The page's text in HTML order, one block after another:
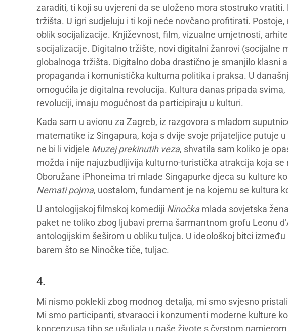
zaraditi, ti koji su uvjereni da se uloženo mora stostruko
tržišta. U igri sudjeluju i ti koji neće novčano profitirati.
oblik socijalizacije. Književnost, film, vizualne umjetnosti,
socijalizacije. Digitalno tržište, novi digitalni žanrovi (socijalne
globalnoga tržišta. Digitalno doba drastično je smanjilo klasni
propaganda i komunistička kulturna politika i praksa. U
omogućila je digitalna revolucija. Kultura danas pripada
revoluciji, imaju mogućnost da participiraju u kulturi.
Kada sam u avionu za Zagreb, iz razgovora s mladom
matematike iz Singapura, koja s dvije svoje prijateljice putuje
ne bi li vidjele Muzej prekinutih veza, shvatila sam koliko je
možda i nije najuzbudljivija kulturno-turistička atrakcija koja se
Oboružane iPhoneima tri mlade Singapurke djeca su kulture
Nemati pojma, uostalom, fundament je na kojemu se kultura
U antologijskoj filmskoj komediji Ninočkamlada sovjetska
paket ne toliko zbog ljubavi prema šarmantnom grofu Leonu
antologijskim šeširom u obliku tuljca. U ideološkoj bitci
barem što se Ninočke tiče, tuljac.
4.
Mi nismo poklekli zbog modnog detalja, mi smo svjesno
Mi smo participanti, stvaraoci i konzumenti moderne kulture
koncenzusa tiho se ušuljala u naše živote s čvrstom